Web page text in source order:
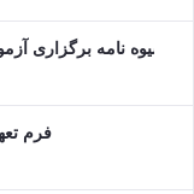
شیوه نامه برگزاری آزمون
فرم